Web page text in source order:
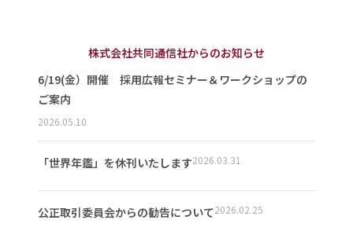
株式会社共同通信社からのお知らせ
6/19(金）開催 採用広報セミナー＆ワークショップの
ご案内
2026.05.10
「世界年鑑」を休刊いたします2026.03.31
公正取引委員会からの勧告について2026.02.25